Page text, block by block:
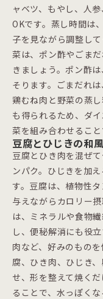
ャベツ、もやし、人
OKです。蒸し時間は
子を見ながら調整し
菜は、ポン酢やごま
きましょう。ポン酢
そります。ごまだれ
鶏むね肉と野菜の蒸
も得られるため、ダ
菜を組み合わせるこ
豆腐とひじきの和
豆腐とひき肉を混ぜ
ンパク。ひじきを加
す。豆腐は、植物性
与えながらカロリー
は、ミネラルや食物
し、便秘解消にも役
肉など、好みのもの
腐、ひき肉、ひじき
せ、形を整えて焼く
ることで、水っぽく